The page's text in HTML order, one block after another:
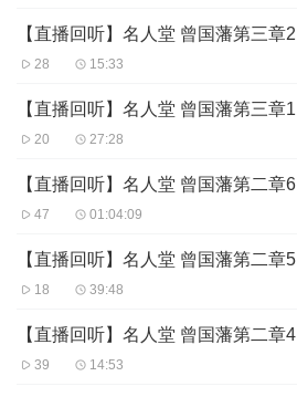
【直播回听】名人堂 曾国藩第三章2
28 15:33
【直播回听】名人堂 曾国藩第三章1
20 27:28
【直播回听】名人堂 曾国藩第二章6
47 01:04:09
【直播回听】名人堂 曾国藩第二章5
18 39:48
【直播回听】名人堂 曾国藩第二章4
39 14:53